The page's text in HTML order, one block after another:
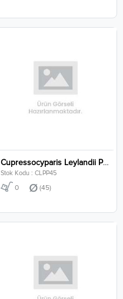
Cupressocyparis Leylandii Pon Pon Clt 45
Stok Kodu : CLPP45
0 (45)